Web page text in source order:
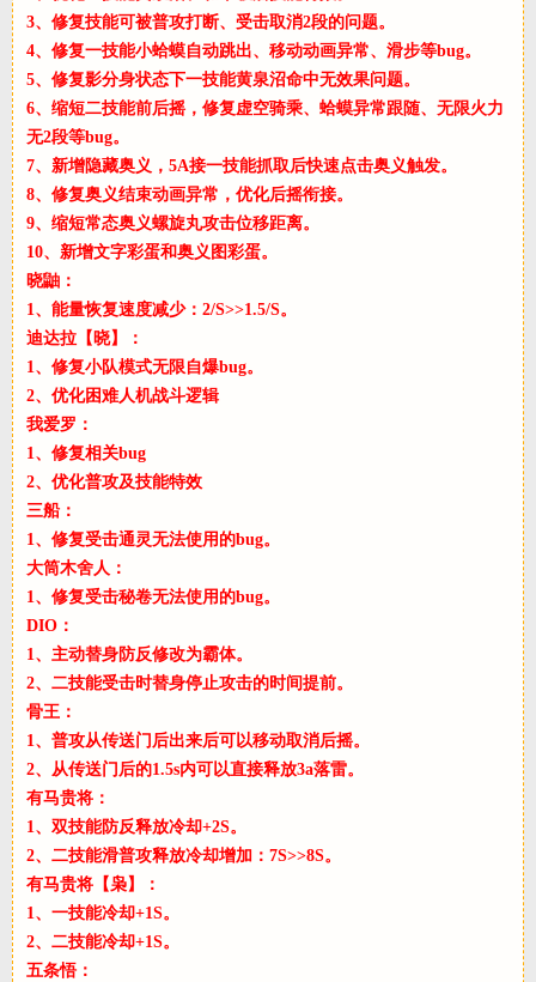
3、修复技能可被普攻打断、受击取消2段的问题。
4、修复一技能小蛤蟆自动跳出、移动动画异常、滑步等bug。
5、修复影分身状态下一技能黄泉沼命中无效果问题。
6、缩短二技能前后摇，修复虚空骑乘、蛤蟆异常跟随、无限火力
无2段等bug。
7、新增隐藏奥义，5A接一技能抓取后快速点击奥义触发。
8、修复奥义结束动画异常，优化后摇衔接。
9、缩短常态奥义螺旋丸攻击位移距离。
10、新增文字彩蛋和奥义图彩蛋。
晓鼬：
1、能量恢复速度减少：2/S>>1.5/S。
迪达拉【晓】：
1、修复小队模式无限自爆bug。
2、优化困难人机战斗逻辑
我爱罗：
1、修复相关bug
2、优化普攻及技能特效
三船：
1、修复受击通灵无法使用的bug。
大筒木舍人：
1、修复受击秘卷无法使用的bug。
DIO：
1、主动替身防反修改为霸体。
2、二技能受击时替身停止攻击的时间提前。
骨王：
1、普攻从传送门后出来后可以移动取消后摇。
2、从传送门后的1.5s内可以直接释放3a落雷。
有马贵将：
1、双技能防反释放冷却+2S。
2、二技能滑普攻释放冷却增加：7S>>8S。
有马贵将【枭】：
1、一技能冷却+1S。
2、二技能冷却+1S。
五条悟：